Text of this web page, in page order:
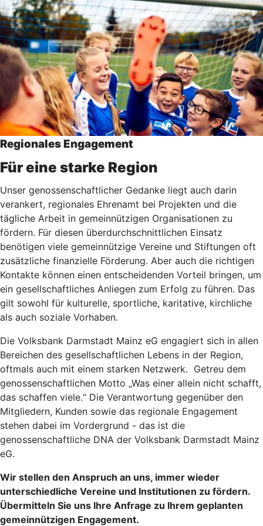
Regionales Engagement
Für eine starke Region
Unser genossenschaftlicher Gedanke liegt auch darin
verankert, regionales Ehrenamt bei Projekten und die
tägliche Arbeit in gemeinnützigen Organisationen zu
fördern. Für diesen überdurchschnittlichen Einsatz
benötigen viele gemeinnützige Vereine und Stiftungen oft
zusätzliche finanzielle Förderung. Aber auch die richtigen
Kontakte können einen entscheidenden Vorteil bringen, um
ein gesellschaftliches Anliegen zum Erfolg zu führen. Das
gilt sowohl für kulturelle, sportliche, karitative, kirchliche
als auch soziale Vorhaben.
Die Volksbank Darmstadt Mainz eG engagiert sich in allen
Bereichen des gesellschaftlichen Lebens in der Region,
oftmals auch mit einem starken Netzwerk. Getreu dem
genossenschaftlichen Motto „Was einer allein nicht schafft,
das schaffen viele.“ Die Verantwortung gegenüber den
Mitgliedern, Kunden sowie das regionale Engagement
stehen dabei im Vordergrund - das ist die
genossenschaftliche DNA der Volksbank Darmstadt Mainz
eG.
Wir stellen den Anspruch an uns, immer wieder
unterschiedliche Vereine und Institutionen zu fördern.
Übermitteln Sie uns Ihre Anfrage zu Ihrem geplanten
gemeinnützigen Engagement.